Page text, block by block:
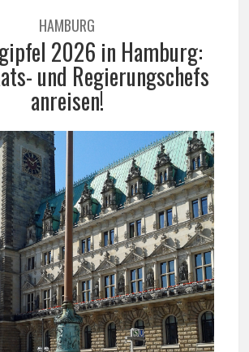
HAMBURG
2026 in Hamburg:
und Regierungschefs
anreisen!